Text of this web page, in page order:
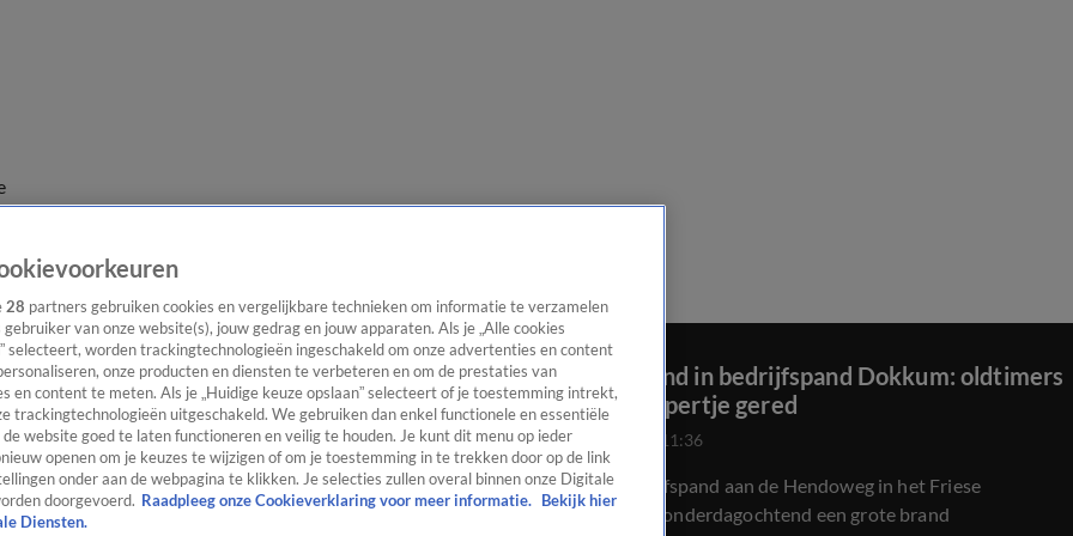
Grote brand in bedrijfspand Dokkum: oldtimers
op het nippertje gered
22 aug 2024, 11:36
In een bedrijfspand aan de Hendoweg in het Friese
Dokkum is donderdagochtend een grote brand
28 partners gebruiken cookies en vergelijkbare technieken om informatie te verzamelen
gebruiker van onze website(s), jouw gedrag en jouw apparaten. Als je „Alle cookies
selecteert, worden trackingtechnologieën ingeschakeld om onze advertenties en content
onze producten en diensten te verbeteren en om de prestaties van
en content te meten. Als je „Huidige keuze opslaan” selecteert of je toestemming intrekt,
trackingtechnologieën uitgeschakeld. We gebruiken dan enkel functionele en essentiële
de website goed te laten functioneren en veilig te houden. Je kunt dit menu op ieder
openen om je keuzes te wijzigen of om je toestemming in te trekken door op de link
onder aan de webpagina te klikken. Je selecties zullen overal binnen onze Digitale
doorgevoerd. Raadpleeg onze Cookieverklaring voor meer informatie. Bekijk hier
Diensten.